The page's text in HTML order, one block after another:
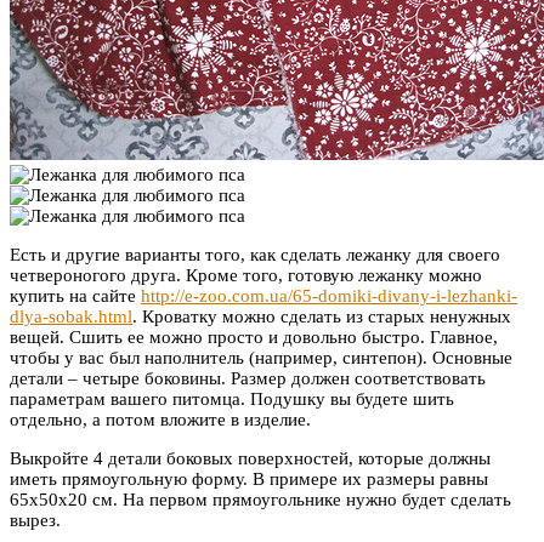
Есть и другие варианты того, как сделать лежанку для своего
четвероногого друга. Кроме того, готовую лежанку можно
купить на сайте http://e-zoo.com.ua/65-domiki-divany-i-lezhanki-
dlya-sobak.html. Кроватку можно сделать из старых ненужных
вещей. Сшить ее можно просто и довольно быстро. Главное,
чтобы у вас был наполнитель (например, синтепон). Основные
детали – четыре боковины. Размер должен соответствовать
параметрам вашего питомца. Подушку вы будете шить
отдельно, а потом вложите в изделие.
Выкройте 4 детали боковых поверхностей, которые должны
иметь прямоугольную форму. В примере их размеры равны
65х50х20 см. На первом прямоугольнике нужно будет сделать
вырез.